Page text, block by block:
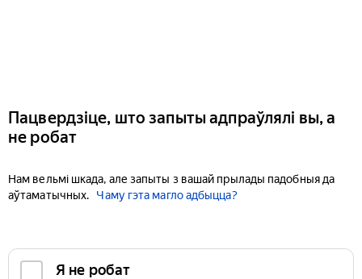
Пацвердзіце, што запыты адпраўлялі вы, а
не робат
Нам вельмі шкада, але запыты з вашай прылады падобныя да
аўтаматычных.
Чаму гэта магло адбыцца?
Я не робат